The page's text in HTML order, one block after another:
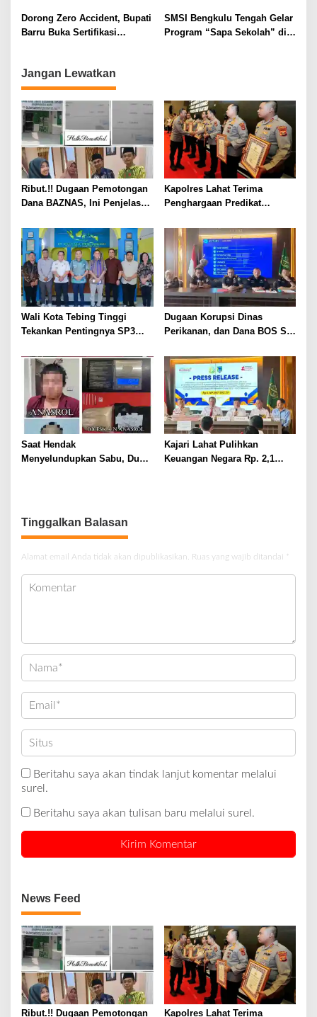
Dorong Zero Accident, Bupati
Barru Buka Sertifikasi
SMSI Bengkulu Tengah Gelar
Program “Sapa Sekolah” di
Jangan Lewatkan
Ribut.!! Dugaan Pemotongan
Dana BAZNAS, Ini Penjelasan
Kapolres Lahat Terima
Penghargaan Predikat
Sumsel Tahun 2026
Wali Kota Tebing Tinggi
Tekankan Pentingnya SP3
Dugaan Korupsi Dinas
Perikanan, dan Dana BOS SD
Terus Dipertajam Kajari Lahat
Saat Hendak
Menyelundupkan Sabu, Dua
Kajari Lahat Pulihkan
Keuangan Negara Rp. 2,1
Tinggalkan Balasan
Alamat email Anda tidak akan dipublikasikan. Ruas yang wajib ditandai *
Beritahu saya akan tindak lanjut komentar melalui
surel.
Beritahu saya akan tulisan baru melalui surel.
News Feed
Ribut.!! Dugaan Pemotongan
Kapolres Lahat Terima